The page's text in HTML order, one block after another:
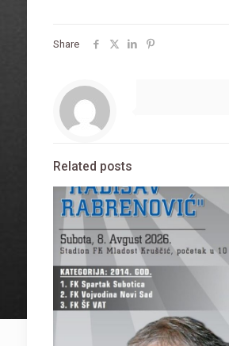
Share
Related posts